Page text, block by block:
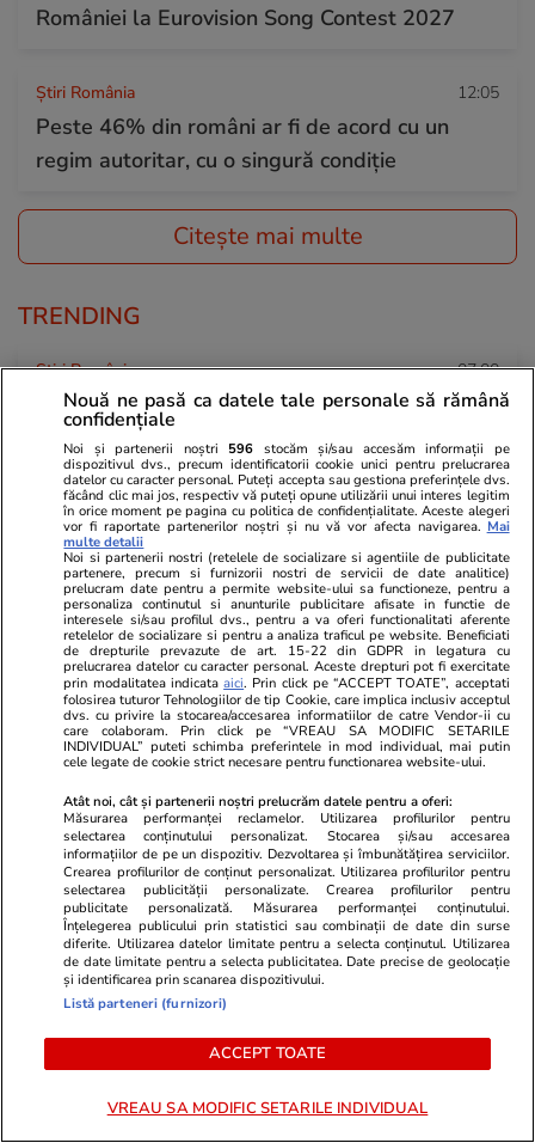
României la Eurovision Song Contest 2027
Știri România 12:05
Peste 46% din români ar fi de acord cu un
regim autoritar, cu o singură condiție
Citește mai multe
TRENDING
Știri România 07:00
Tragerile loto din 23 iulie 2026. Report de
peste 8,40 milioane de euro la Loto 6 din 49,
categoria I
Bani și Afaceri
Data la care intră pensiile în august 2026.
Calendarul complet al plăților pe card și prin
Poșta Română
Știri România 07:00
Atacul cibernetic de la ANCPI scoate din
umbră rețeaua de firme cu relații politice care
digitalizează instituții din România. Carlo Burci,
Radu Negrescu și Frank Timiș, implicați în
„dezvoltarea platformelor” de la Cadastru
Știri România 10:00
Statul n-a fost în stare să vândă casa lui
Gheorghe Dincă, ajunsă o ruină la 7 ani de la
cazul Caracal. „Asta ar trebui dărâmată!”
Nouă ne pasă ca datele tale personale să rămână
confidențiale
Noi și partenerii noștri 596 stocăm și/sau accesăm informații pe
dispozitivul dvs., precum identificatorii cookie unici pentru prelucrarea
datelor cu caracter personal. Puteți accepta sau gestiona preferințele dvs.
făcând clic mai jos, respectiv vă puteți opune utilizării unui interes legitim
în orice moment pe pagina cu politica de confidențialitate. Aceste alegeri
vor fi raportate partenerilor noștri și nu vă vor afecta navigarea. Mai
multe detalii
Noi si partenerii nostri (retelele de socializare si agentiile de publicitate
partenere, precum si furnizorii nostri de servicii de date analitice)
prelucram date pentru a permite website-ului sa functioneze, pentru a
personaliza continutul si anunturile publicitare afisate in functie de
interesele si/sau profilul dvs., pentru a va oferi functionalitati aferente
retelelor de socializare si pentru a analiza traficul pe website. Beneficiati
de drepturile prevazute de art. 15-22 din GDPR in legatura cu
prelucrarea datelor cu caracter personal. Aceste drepturi pot fi exercitate
prin modalitatea indicataaici. Prin click pe “ACCEPT TOATE”, acceptati
folosirea tuturor Tehnologiilor de tip Cookie, care implica inclusiv acceptul
dvs. cu privire la stocarea/accesarea informatiilor de catre Vendor-ii cu
care colaboram. Prin click pe “VREAU SA MODIFIC SETARILE
INDIVIDUAL” puteti schimba preferintele in mod individual, mai putin
cele legate de cookie strict necesare pentru functionarea website-ului.
Atât noi, cât și partenerii noștri prelucrăm datele pentru a oferi:
Măsurarea performanței reclamelor. Utilizarea profilurilor pentru
selectarea conținutului personalizat. Stocarea și/sau accesarea
informațiilor de pe un dispozitiv. Dezvoltarea și îmbunătățirea serviciilor.
Crearea profilurilor de conținut personalizat. Utilizarea profilurilor pentru
selectarea publicității personalizate. Crearea profilurilor pentru
publicitate personalizată. Măsurarea performanței conținutului.
Înțelegerea publicului prin statistici sau combinații de date din surse
diferite. Utilizarea datelor limitate pentru a selecta conținutul. Utilizarea
de date limitate pentru a selecta publicitatea. Date precise de geolocație
și identificarea prin scanarea dispozitivului.
Listă parteneri (furnizori)
ACCEPT TOATE
VREAU SA MODIFIC SETARILE INDIVIDUAL